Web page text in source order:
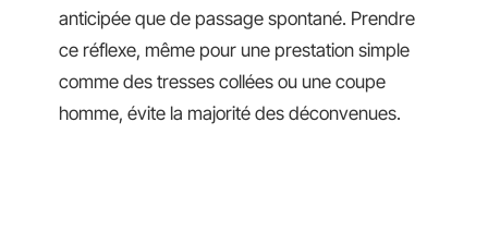
anticipée que de passage spontané. Prendre
ce réflexe, même pour une prestation simple
comme des tresses collées ou une coupe
homme, évite la majorité des déconvenues.